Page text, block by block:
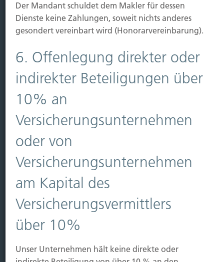
Leistung
Leben
Sichern
Immobilien Vers.
Kauf Grundstück
Baufertigstellung/Hauskauf
Einzug/Vermietung
Schaden
Hubert Brück KG| Inhaber: Dipl. Ökonom Johannes
Brück | Kapellstraße 2 | 40479 Düsseldorf
0211-490066 |Fax:
brueck@brueckkg.de
Kontaktformular
Der Mandant schuldet dem Makler für dessen
Dienste keine Zahlungen, soweit nichts anderes
gesondert vereinbart wird (Honorarvereinbarung).
6. Offenlegung direkter oder
indirekter Beteiligungen über
10% an
Versicherungsunternehmen
oder von
Versicherungsunternehmen
am Kapital des
Versicherungsvermittlers
über 10%
Unser Unternehmen hält keine direkte oder